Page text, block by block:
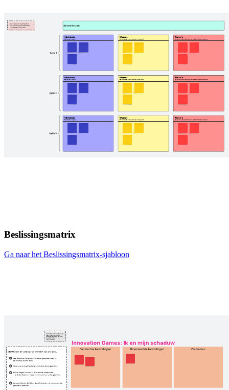
Beslissingsmatrix
Ga naar het Beslissingsmatrix-sjabloon